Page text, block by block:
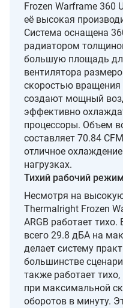
Frozen Warframe 360
её высокая
Система оснащена
радиатором
большую площадь
вентилятора
скоростью вращения
создают мощный
эффективно
процессоры. Объем
составляет 70.84
отличное
нагрузках.
Тихий рабочий режим
Несмотря на
Thermalright Frozen
ARGB работает
всего 29.8 дБА на
делает систему
большинстве
также работает
при максимальной
оборотов в минуту.